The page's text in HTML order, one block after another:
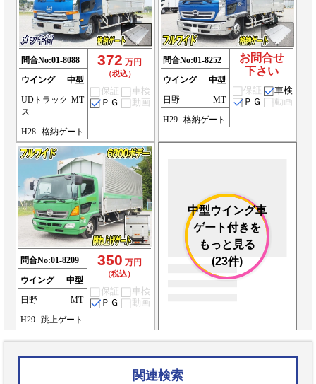
問合No:01-8088
ウイング
中型
UDトラック
ス
MT
H28 格納ゲート
372 万円
（税込）
保証
車検
ＰＧ
動画
問合No:01-8252
ウイング
中型
日野
MT
H29 格納ゲート
お問合せ
下さい
保証
車検
ＰＧ
動画
問合No:01-8209
ウイング
中型
日野
MT
H29
跳上ゲート
350 万円
（税込）
保証
車検
ＰＧ
動画
中型ウイング車
ゲート付きを
もっと見る
(23件)
関連検索